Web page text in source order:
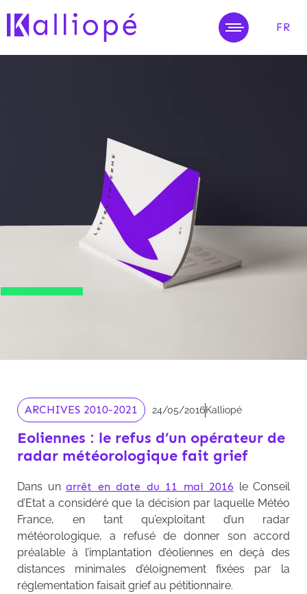
FR
ARCHIVES 2010-2021 24/05/2016Kalliopé
Eoliennes : le refus d’un opérateur de
radar météorologique fait grief
Dans un arrêt en date du 11 mai 2016 le Conseil
d’Etat a considéré que la décision par laquelle Météo
France, en tant qu’exploitant d’un radar
météorologique, a refusé de donner son accord
préalable à l’implantation d’éoliennes en deçà des
distances minimales d’éloignement fixées par la
réglementation faisait grief au pétitionnaire.